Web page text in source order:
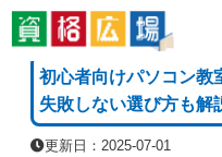
資格広場≫ IT・コンピュータ・情報
[PR]
初心者向けパソコン教
失敗しない選び方も解
更新日：2025-07-01